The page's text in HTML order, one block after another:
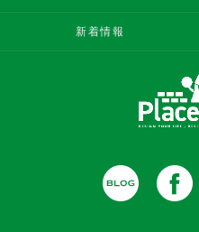
新着情報